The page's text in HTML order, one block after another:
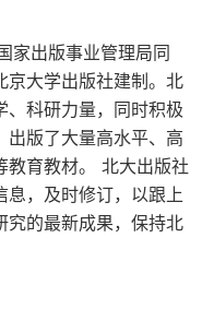
五言诗单句韵律结构
言诗单句律化进程的
见类型及分布情况
律特点之关系
的不同趣尚
家出版事业管理局同
京大学出版社建制。北
、科研力量，同时积极
出版了大量高水平、高
教育教材。 北大出版社
息，及时修订，以跟上
究的最新成果，保持北